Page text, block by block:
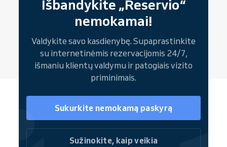
kontaktinius duomenis ir biuro vietą, taip pat
nuorodą rezervacijai keisti ar atšaukti. Viskas!
Supaprastinkite su „Reservio“ ir grįžkite prie
to, ką mokate geriausiai — padėti spręsti
pasaulio mažas krizes.
Išbandykite „Reservio“
nemokamai!
Valdykite savo kasdienybę. Supaprastinkite
su internetinėmis rezervacijomis 24/7,
išmaniu klientų valdymu ir patogiais vizito
priminimais.
Sukurkite nemokamą paskyrą
Sužinokite, kaip veikia